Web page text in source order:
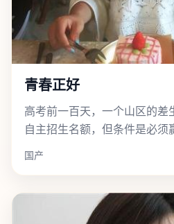
青春正好
高考前一百天，一个山区的差
自主招生名额，但条件是必须
国产